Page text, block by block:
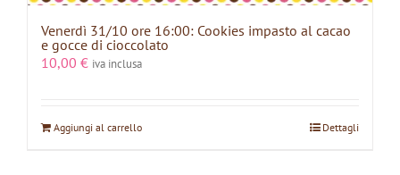
Venerdì 31/10 ore 16:00: Cookies impasto al cacao
e gocce di cioccolato
10,00 € iva inclusa
Aggiungi al carrello Dettagli